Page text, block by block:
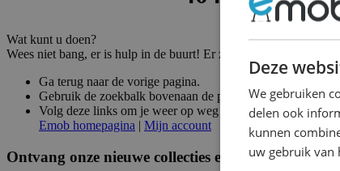
Wat kunt u doen?
Wees niet bang, er is hulp in de buurt! Er zijn vele manieren om
Ga terug naar de vorige pagina.
Gebruik de zoekbalk bovenaan de pagina om naar uw
Volg deze links om je weer op weg te helpen!
Emob homepagina | Mijn account
Ontvang onze nieuwe collecties en promoties.
Deze
We gebruiken
delen ook
kunnen
uw gebruik van